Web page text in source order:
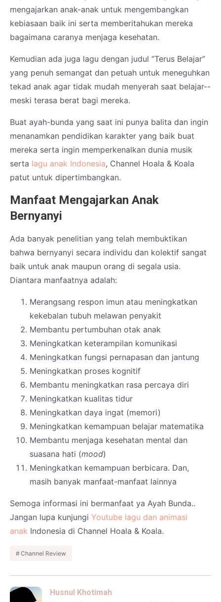
mengajarkan anak-anak untuk mengembangkan
kebiasaan baik ini serta memberitahukan mereka
bagaimana caranya menjaga kesehatan.
Kemudian ada juga lagu dengan judul “Terus Belajar”
yang penuh semangat dan petuah untuk meneguhkan
tekad anak agar tidak mudah menyerah saat belajar--
meski terasa berat bagi mereka.
Buat ayah-bunda yang saat ini punya balita dan ingin
menanamkan pendidikan karakter yang baik buat
mereka serta ingin memperkenalkan dunia musik
serta lagu anak Indonesia, Channel Hoala & Koala
patut untuk dipertimbangkan.
Manfaat Mengajarkan Anak
Bernyanyi
Ada banyak penelitian yang telah membuktikan
bahwa bernyanyi secara individu dan kolektif sangat
baik untuk anak maupun orang di segala usia.
Diantara manfaatnya adalah:
Merangsang respon imun atau meningkatkan
kekebalan tubuh melawan penyakit
Membantu pertumbuhan otak anak
Meningkatkan keterampilan komunikasi
Meningkatkan fungsi pernapasan dan jantung
Meningkatkan proses kognitif
Membantu meningkatkan rasa percaya diri
Meningkatkan kualitas tidur
Meningkatkan daya ingat (memori)
Meningkatkan kemampuan belajar matematika
Membantu menjaga kesehatan mental dan
suasana hati (mood)
Meningkatkan kemampuan berbicara. Dan,
masih banyak manfaat-manfaat lainnya
Semoga informasi ini bermanfaat ya Ayah Bunda..
Jangan lupa kunjungi Youtube lagu dan animasi
anak Indonesia di Channel Hoala & Koala.
Channel Review
Husnul Khotimah